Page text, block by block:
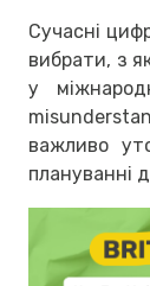
Сучасні
вибрати, з
у
важливо
плануванні